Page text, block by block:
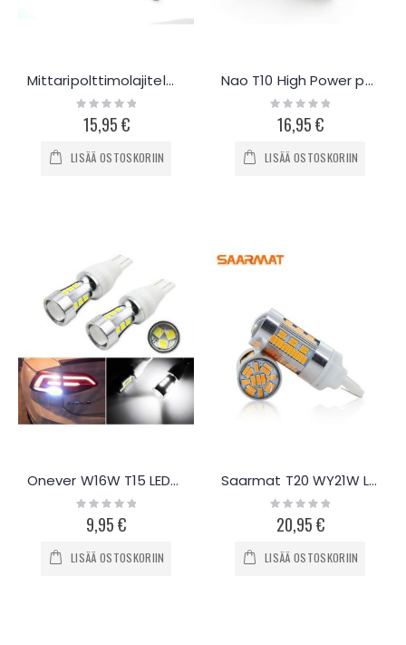
Mittaripolttimolajitelma T5+T10 40kpl
Rating:
0%
15,95 €
LISÄÄ OSTOSKORIIN
Nao T10 High Power polttimo 12/24V, 2kpl
Rating:
0%
16,95 €
LISÄÄ OSTOSKORIIN
Onever W16W T15 LED-polttimo, 2kpl
Rating:
0%9,95 €
LISÄÄ OSTOSKORIIN
Saarmat T20 WY21W LED-polttimo, 2kpl
Rating:
0%
20,95 €
LISÄÄ OSTOSKORIIN